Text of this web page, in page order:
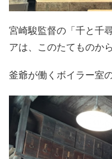
宮崎駿監督の「千と千
アは、このたてものか
釜爺が働くボイラー室